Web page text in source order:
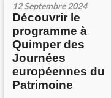
12 Septembre 2024
Découvrir le
programme à
Quimper des
Journées
européennes du
Patrimoine